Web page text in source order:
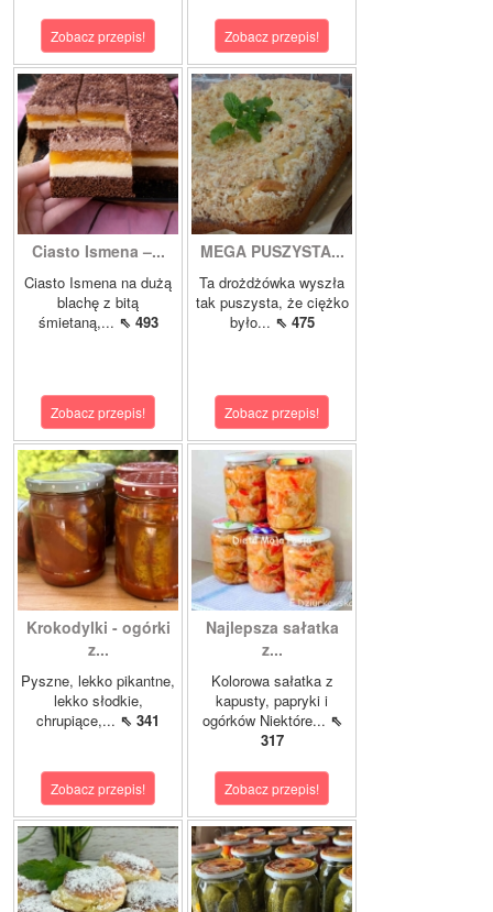
Zobacz przepis! Zobacz przepis!
Ciasto Ismena –...
Ciasto Ismena na dużą
blachę z bitą
śmietaną,... ⇖ 493
Zobacz przepis!
MEGA PUSZYSTA...
Ta drożdżówka wyszła
tak puszysta, że ciężko
było... ⇖ 475
Zobacz przepis!
Krokodylki - ogórki
z...
Pyszne, lekko pikantne,
lekko słodkie,
chrupiące,... ⇖ 341
Zobacz przepis!
Najlepsza sałatka
z...
Kolorowa sałatka z
kapusty, papryki i
ogórków Niektóre... ⇖
317
Zobacz przepis!